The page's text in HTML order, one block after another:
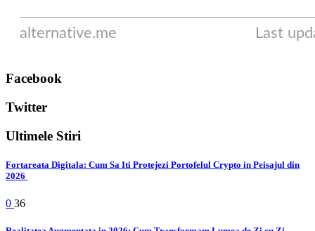
Facebook
Twitter
Ultimele Stiri
Fortareata Digitala: Cum Sa Iti Protejezi Portofelul Crypto in Peisajul din
2026
0 36